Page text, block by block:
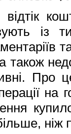
із
також
Про
на
ніж